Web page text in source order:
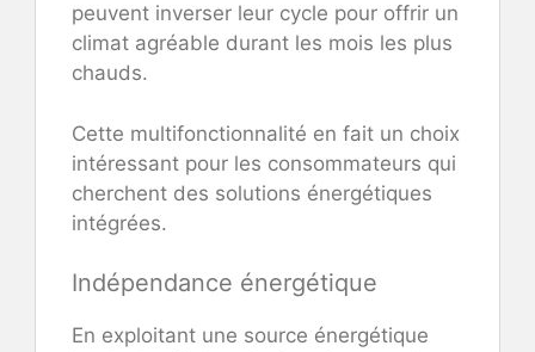
peuvent inverser leur cycle pour offrir un
climat agréable durant les mois les plus
chauds.
Cette multifonctionnalité en fait un choix
intéressant pour les consommateurs qui
cherchent des solutions énergétiques
intégrées.
Indépendance énergétique
En exploitant une source énergétique